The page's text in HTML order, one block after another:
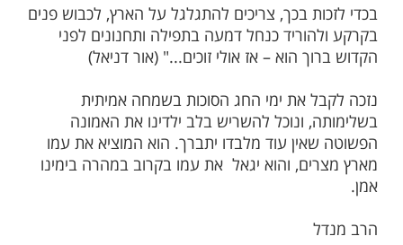
לדקדק בשלמות החינוך אשר מעניקים הם
היה אומר: "הנה מוצאים אנו כי התורה
את מצוות חינוך הבנים לתורה בין שתי
בין מצוות תפילין לבין מצוות
מבקשת התורה ללמדנו, כי כשם שבתפילין
כל שינוי קל שבקלים להיות מכריע באשר
שכן אפילו קוצה של יו"ד עלולה לפסול את
– כך בדיוק הדבר אף באשר למצוות חינוך
שינוי מדרך התורה והמסורה, ולו יהא זה